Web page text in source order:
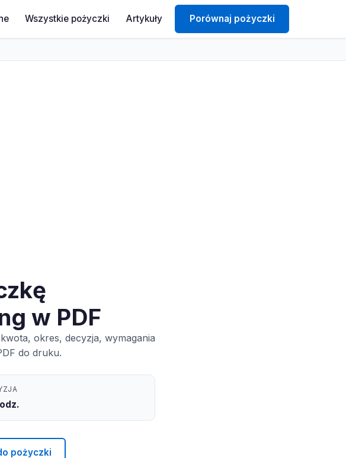
Wszystkie pożyczki Artykuły Porównaj pożyczki
w PDF
okres, decyzja, wymagania
do druku.
pożyczki